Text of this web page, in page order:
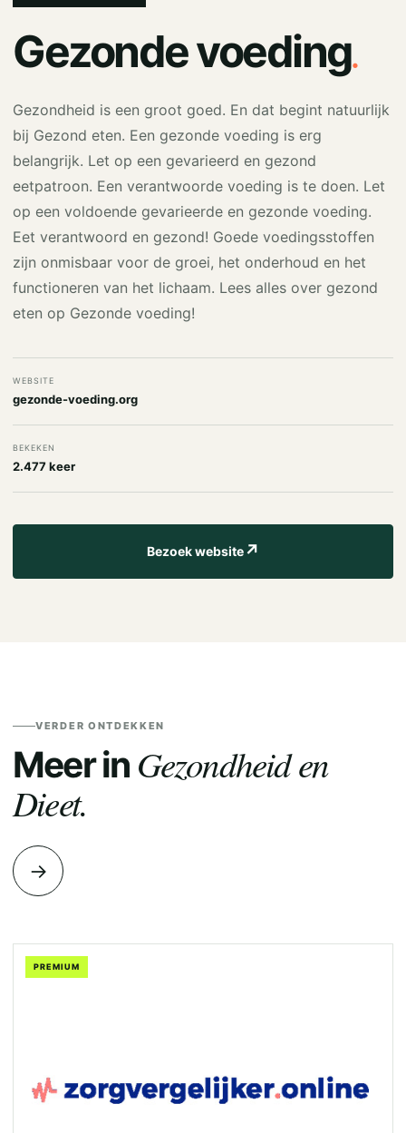
Gezonde voeding.
Gezondheid is een groot goed. En dat begint natuurlijk
bij Gezond eten. Een gezonde voeding is erg
belangrijk. Let op een gevarieerd en gezond
eetpatroon. Een verantwoorde voeding is te doen. Let
op een voldoende gevarieerde en gezonde voeding.
Eet verantwoord en gezond! Goede voedingsstoffen
zijn onmisbaar voor de groei, het onderhoud en het
functioneren van het lichaam. Lees alles over gezond
eten op Gezonde voeding!
WEBSITE
gezonde-voeding.org
BEKEKEN
2.477 keer
Bezoek website↗
VERDER ONTDEKKEN
Meer in Gezondheid en
Dieet.
→
PREMIUM